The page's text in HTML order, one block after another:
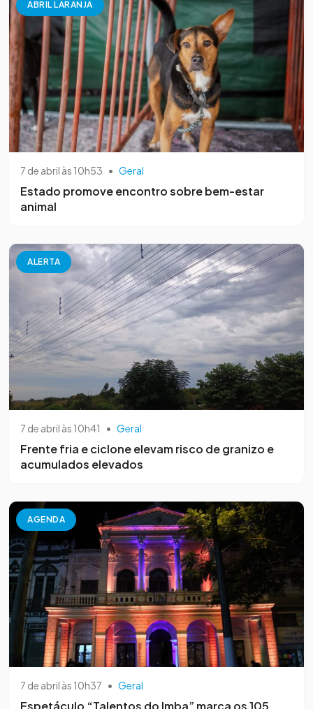
ABRIL LARANJA
7 de abril às 10h53 • Geral
Estado promove encontro sobre bem-estar
animal
ALERTA
7 de abril às 10h41 • Geral
Frente fria e ciclone elevam risco de granizo e
acumulados elevados
AGENDA
7 de abril às 10h37 • Geral
Espetáculo “Talentos do Imba” marca os 105